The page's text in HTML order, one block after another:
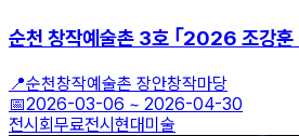
순천 창작예술촌 3호 ｢2026 조강훈
📍순천창작예술촌 장안창작마당
📅2026-03-06 ~ 2026-04-30
전시회무료전시 현대미술